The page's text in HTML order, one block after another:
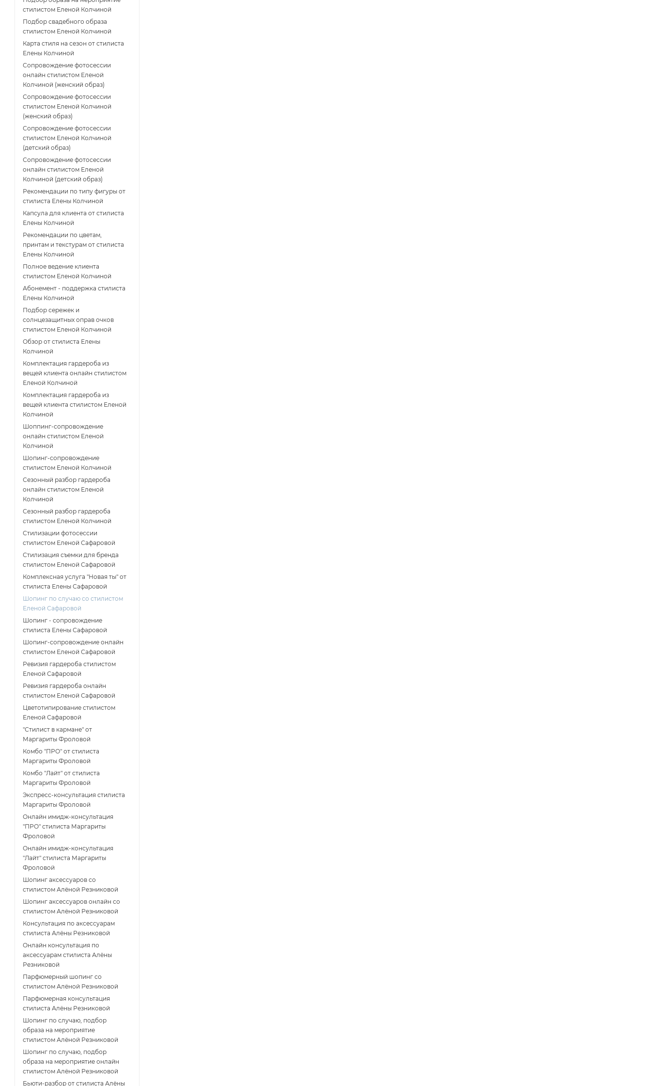
стилистом Еленой Колчиной
Подбор свадебного образа
стилистом Еленой Колчиной
Карта стиля на сезон от стилиста
Елены Колчиной
Сопровождение фотосессии
онлайн стилистом Еленой
Колчиной (женский образ)
Сопровождение фотосессии
стилистом Еленой Колчиной
(женский образ)
Сопровождение фотосессии
стилистом Еленой Колчиной
(детский образ)
Сопровождение фотосессии
онлайн стилистом Еленой
Колчиной (детский образ)
Рекомендации по типу фигуры от
стилиста Елены Колчиной
Капсула для клиента от стилиста
Елены Колчиной
Рекомендации по цветам,
принтам и текстурам от стилиста
Елены Колчиной
Полное ведение клиента
стилистом Еленой Колчиной
Абонемент - поддержка стилиста
Елены Колчиной
Подбор сережек и
солнцезащитных оправ очков
стилистом Еленой Колчиной
Обзор от стилиста Елены
Колчиной
Комплектация гардероба из
вещей клиента онлайн стилистом
Еленой Колчиной
Комплектация гардероба из
вещей клиента стилистом Еленой
Колчиной
Шоппинг-сопровождение
онлайн стилистом Еленой
Колчиной
Шопинг-сопровождение
стилистом Еленой Колчиной
Сезонный разбор гардероба
онлайн стилистом Еленой
Колчиной
Сезонный разбор гардероба
стилистом Еленой Колчиной
Стилизации фотосессии
стилистом Еленой Сафаровой
Стилизация съемки для бренда
стилистом Еленой Сафаровой
Комплексная услуга "Новая ты" от
стилиста Елены Сафаровой
Шопинг по случаю со стилистом
Еленой Сафаровой
Шопинг - сопровождение
стилиста Елены Сафаровой
Шопинг-сопровождение онлайн
стилистом Еленой Сафаровой
Ревизия гардероба стилистом
Еленой Сафаровой
Ревизия гардероба онлайн
стилистом Еленой Сафаровой
Цветотипирование стилистом
Еленой Сафаровой
"Стилист в кармане" от
Маргариты Фроловой
Комбо "ПРО" от стилиста
Маргариты Фроловой
Комбо "Лайт" от стилиста
Маргариты Фроловой
Экспресс-консультация стилиста
Маргариты Фроловой
Онлайн имидж-консультация
"ПРО" стилиста Маргариты
Фроловой
Онлайн имидж-консультация
"Лайт" стилиста Маргариты
Фроловой
Шопинг аксессуаров со
стилистом Алёной Резниковой
Шопинг аксессуаров онлайн со
стилистом Алёной Резниковой
Консультация по аксессуарам
стилиста Алёны Резниковой
Онлайн консультация по
аксессуарам стилиста Алёны
Резниковой
Парфюмерный шопинг со
стилистом Алёной Резниковой
Парфюмерная консультация
стилиста Алёны Резниковой
Шопинг по случаю, подбор
образа на мероприятие
стилистом Алёной Резниковой
Шопинг по случаю, подбор
образа на мероприятие онлайн
стилистом Алёной Резниковой
Бьюти-разбор от стилиста Алёны